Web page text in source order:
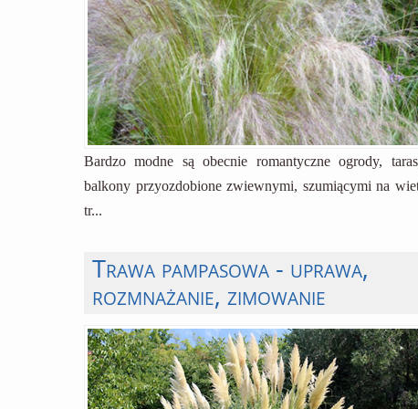
Bardzo modne są obecnie romantyczne ogrody,
balkony przyozdobione zwiewnymi, szumiącymi na
tr...
Trawa pampasowa - uprawa,
rozmnażanie, zimowanie